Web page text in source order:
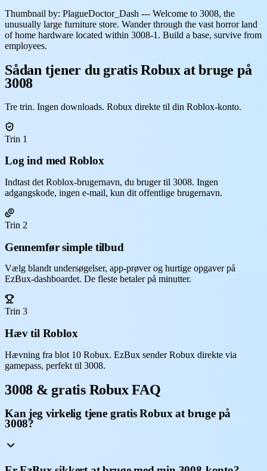
Thumbnail by: PlagueDoctor_Dash --- Welcome to 3008, the
unusually large furniture store. Wander through the vast horror land
of home hardware located within 3008-1. Build a base, survive from
employees.
Sådan tjener du gratis Robux at bruge på
3008
Tre trin. Ingen downloads. Robux direkte til din Roblox-konto.
Trin 1
Log ind med Roblox
Indtast det Roblox-brugernavn, du bruger til 3008. Ingen
adgangskode, ingen e-mail, kun dit offentlige brugernavn.
Trin 2
Gennemfør simple tilbud
Vælg blandt undersøgelser, app-prøver og hurtige opgaver på
EzBux-dashboardet. De fleste betaler på minutter.
Trin 3
Hæv til Roblox
Hævning fra blot 10 Robux. EzBux sender Robux direkte via
gamepass, perfekt til 3008.
3008 & gratis Robux FAQ
Kan jeg virkelig tjene gratis Robux at bruge på
3008?